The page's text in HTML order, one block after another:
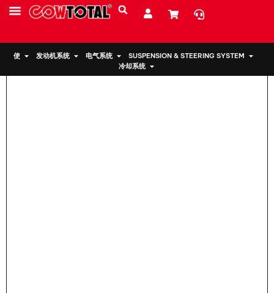
使 发动机系统 电气系统
SUSPENSION & STEERING SYSTEM
冷却系统
发动机支架 12371-74500 适用于丰田